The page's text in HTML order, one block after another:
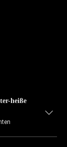
heiße